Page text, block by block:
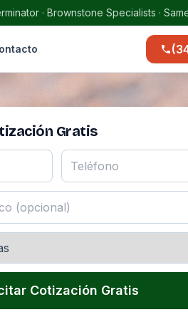
· Brownstone Specialists ·
Gratis
Cotización Gratis